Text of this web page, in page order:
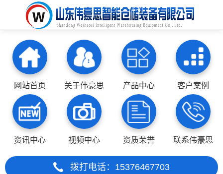
网站首页 关于伟豪思 产品中心 客户案例
资讯中心 视频中心 资质荣誉 联系伟豪思
拨打电话：15376467703